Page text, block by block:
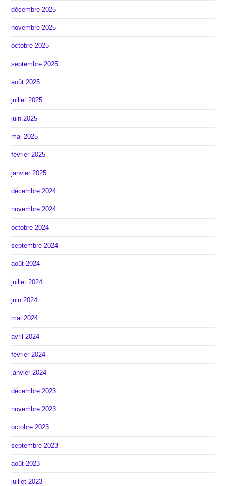
décembre 2025
novembre 2025
octobre 2025
septembre 2025
août 2025
juillet 2025
juin 2025
mai 2025
février 2025
janvier 2025
décembre 2024
novembre 2024
octobre 2024
septembre 2024
août 2024
juillet 2024
juin 2024
mai 2024
avril 2024
février 2024
janvier 2024
décembre 2023
novembre 2023
octobre 2023
septembre 2023
août 2023
juillet 2023